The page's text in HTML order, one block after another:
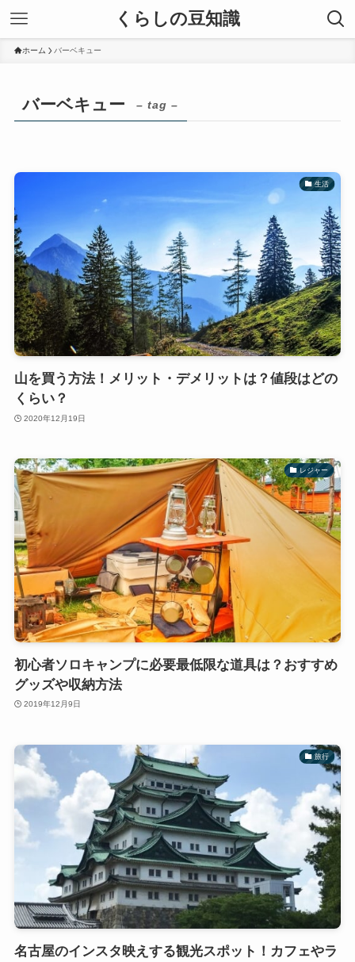
くらしの豆知識
ホーム バーベキュー
バーベキュー – tag –
生活
山を買う方法！メリット・デメリットは？値段はどの
くらい？
2020年12月19日
レジャー
初心者ソロキャンプに必要最低限な道具は？おすすめ
グッズや収納方法
2019年12月9日
旅行
名古屋のインスタ映えする観光スポット！カフェやラ